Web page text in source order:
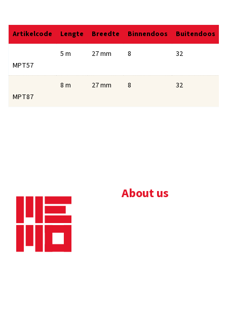
Artikelcode Lengte Breedte Binnendoos Buitendoos
MPT57
5 m 27 mm 8 32
MPT87
8 m 27 mm 8 32
About us